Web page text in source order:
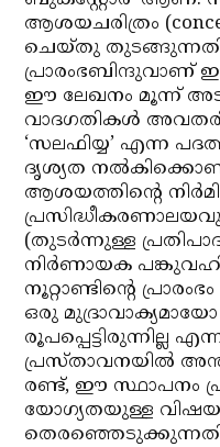
ആശയചരിത്രം
ചെയ്തു
പ്രാരംഭബിന്ദുവാണ്
ഈ ലേഖനം മൂന്ന്
വാദഗതികള്‍
‘സലഫിയ്യ’ എന്ന
ദൃശ്യത
ആശയത്തിന്റെ
(തുടര്‍ന്നുള്ള
നിര്‍ണായക
നൂറ്റാണ്ടിന്റെ
ഒരു
രൂപപ്പെട്ടിരുന്നില്ല
പ്രസ്താവനയില്‍
രണ്ട്, ഈ സ്ഥാപനം
യോഗ്യതയുള്ള